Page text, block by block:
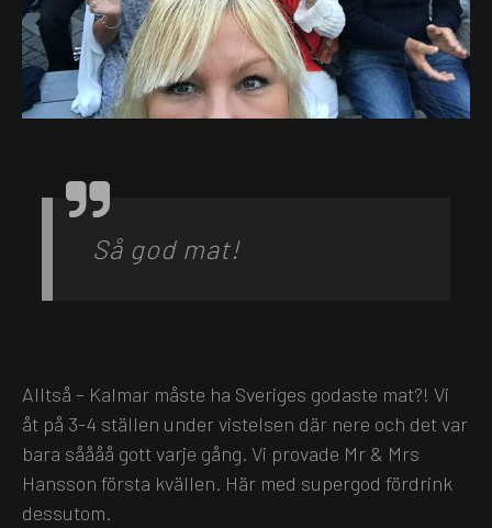
Så god mat!
Alltså – Kalmar måste ha Sveriges godaste mat?! Vi
åt på 3-4 ställen under vistelsen där nere och det var
bara såååå gott varje gång. Vi provade Mr & Mrs
Hansson första kvällen. Här med supergod fördrink
dessutom.